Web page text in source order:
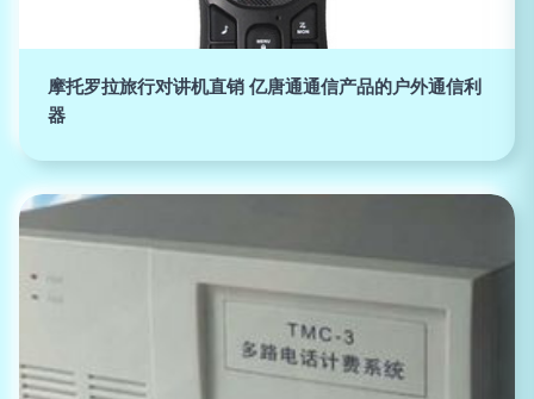
摩托罗拉旅行对讲机直销 亿唐通通信产品的户外通信利
器